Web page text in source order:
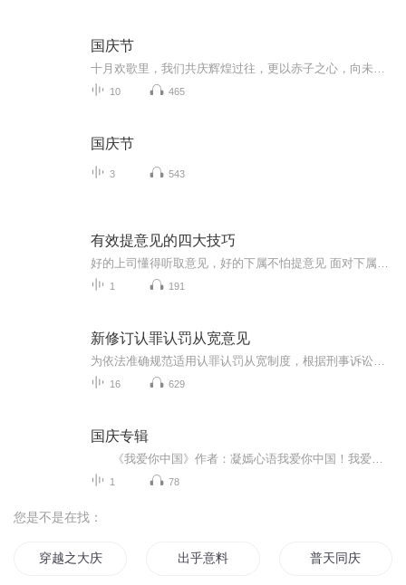
国庆节
10 465
国庆节
3 543
有效提意见的四大技巧
1 191
新修订认罪认罚从宽意见
16 629
国庆专辑
1 78
您是不是在找：
穿越之大庆帝国 出乎意料 普天同庆